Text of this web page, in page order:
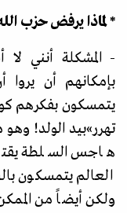
* لماذا يرفض حزب
- المشكلة أنني
بإمكانهم أن
يتمسكون بفكرهم
تهرر»بيد الولد!
هاجس السلطة
العالم يتمسكون
ولكن أيضاً من